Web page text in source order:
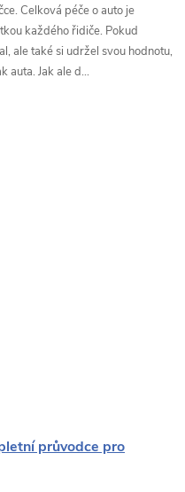
Celková péče o auto je
každého řidiče. Pokud
ale také si udržel svou hodnotu,
auta. Jak ale d...
průvodce pro